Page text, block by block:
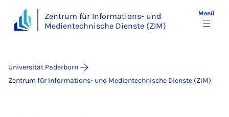
Zentrum für Informations- und
Medientechnische Dienste (ZIM)
Menü
Universität Paderborn
Zentrum für Informations- und Medientechnische Dienste (ZIM)